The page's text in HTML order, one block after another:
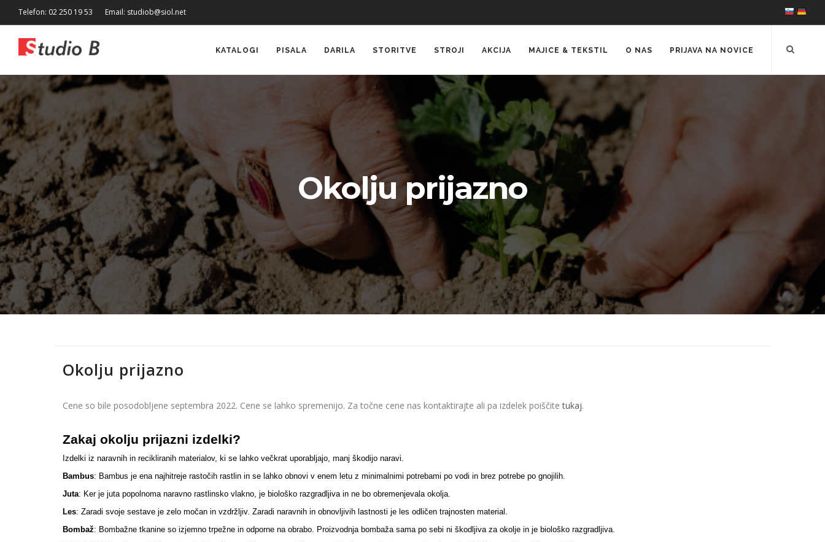
Telefon: 02 250 19 53 Email: studiob@siol.net
KATALOGI PISALA DARILA STORITVE STROJI AKCIJA MAJICE & TEKSTIL O NAS PRIJAVA NA NOVICE
Okolju prijazno
Okolju prijazno
Cene so bile posodobljene septembra 2022. Cene se lahko spremenijo. Za točne cene nas kontaktirajte ali pa izdelek poiščitetukaj.
Zakaj okolju prijazni izdelki?
Izdelki iz naravnih in recikliranih materialov, ki se lahko večkrat uporabljajo, manj škodijo naravi.
Bambus: Bambus je ena najhitreje rastočih rastlin in se lahko obnovi v enem letu z minimalnimi potrebami po vodi in brez potrebe po gnojilih.
Juta: Ker je juta popolnoma naravno rastlinsko vlakno, je biološko razgradljiva in ne bo obremenjevala okolja.
Les: Zaradi svoje sestave je zelo močan in vzdržljiv. Zaradi naravnih in obnovljivih lastnosti je les odličen trajnosten material.
Bombaž: Bombažne tkanine so izjemno trpežne in odporne na obrabo. Proizvodnja bombaža sama po sebi ni škodljiva za okolje in je biološko razgradljiva.